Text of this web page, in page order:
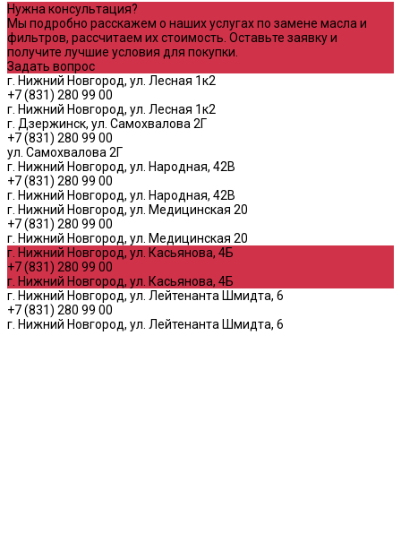
Нужна консультация?
Мы подробно расскажем о наших услугах по замене масла и
фильтров, рассчитаем их стоимость. Оставьте заявку и
получите лучшие условия для покупки.
Задать вопрос
г. Нижний Новгород, ул. Лесная 1к2
+7 (831) 280 99 00
г. Нижний Новгород, ул. Лесная 1к2
г. Дзержинск, ул. Самохвалова 2Г
+7 (831) 280 99 00
ул. Самохвалова 2Г
г. Нижний Новгород, ул. Народная, 42В
+7 (831) 280 99 00
г. Нижний Новгород, ул. Народная, 42В
г. Нижний Новгород, ул. Медицинская 20
+7 (831) 280 99 00
г. Нижний Новгород, ул. Медицинская 20
г. Нижний Новгород, ул. Касьянова, 4Б
+7 (831) 280 99 00
г. Нижний Новгород, ул. Касьянова, 4Б
г. Нижний Новгород, ул. Лейтенанта Шмидта, 6
+7 (831) 280 99 00
г. Нижний Новгород, ул. Лейтенанта Шмидта, 6